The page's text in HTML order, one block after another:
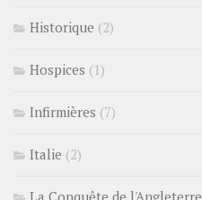
Historique (2)
Hospices (1)
Infirmières (7)
Italie (2)
La Conquête de l'Angleterre